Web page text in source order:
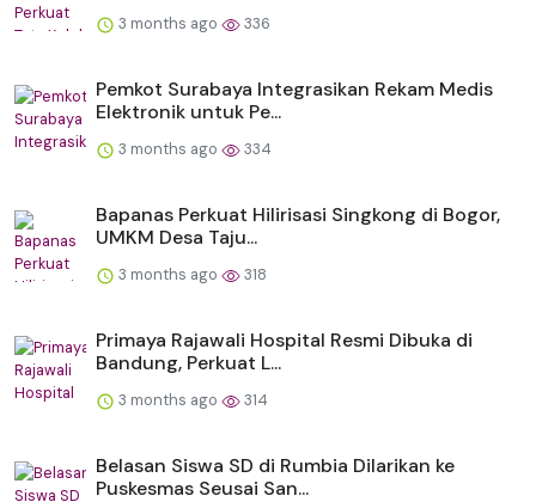
3 months ago 336
Pemkot Surabaya Integrasikan Rekam Medis
Elektronik untuk Pe...
3 months ago 334
Bapanas Perkuat Hilirisasi Singkong di Bogor,
UMKM Desa Taju...
3 months ago 318
Primaya Rajawali Hospital Resmi Dibuka di
Bandung, Perkuat L...
3 months ago 314
Belasan Siswa SD di Rumbia Dilarikan ke
Puskesmas Seusai San...